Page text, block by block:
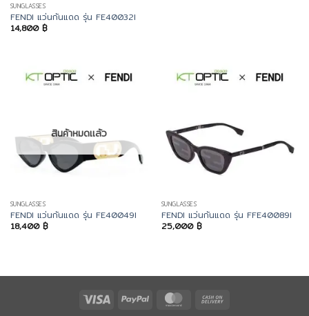
SUNGLASSES
FENDI แว่นกันแดด รุ่น FE40032I
14,800 ฿
สินค้าหมดแล้ว
SUNGLASSES
FENDI แว่นกันแดด รุ่น FE40049I
18,400 ฿
SUNGLASSES
FENDI แว่นกันแดด รุ่น FFE40089I
25,000 ฿
Visa PayPal MasterCard